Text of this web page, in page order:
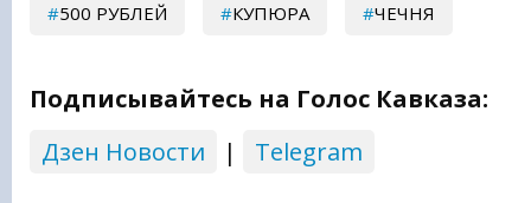
500 РУБЛЕЙ КУПЮРА ЧЕЧНЯ
Подписывайтесь на Голос Кавказа:
Дзен Новости
| Telegram